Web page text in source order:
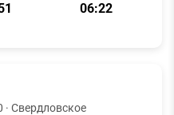
06:22
· Свердловское